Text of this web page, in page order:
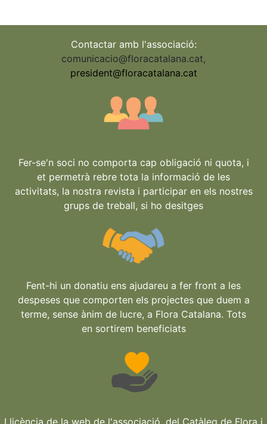
Contactar amb l'associació:
comunicacio@floracatalana.cat,
president@floracatalana.cat
Fer-se'n soci no comporta cap obligació ni quota, i
et permetrà rebre tota la informació de les
activitats, la nostra revista i participar en els nostres
grups de treball, si ho desitges
Fent-hi un donatiu ens ajudareu a fer front a les
despeses que comporten els projectes que duem a
terme, sense ànim de lucre, a Flora Catalana. Tots
en sortirem beneficiats
Llicència de la web de l'associació, del Catàleg de Flora i